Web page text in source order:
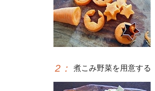
2 ： 煮こみ野菜を用意する